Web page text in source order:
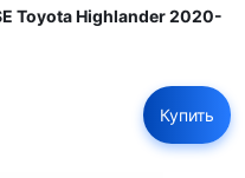
Toyota Highlander 2020-
Купить